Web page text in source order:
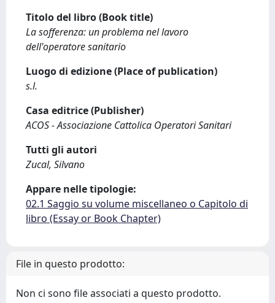
Titolo del libro (Book title)
La sofferenza: un problema nel lavoro
dell'operatore sanitario
Luogo di edizione (Place of publication)
s.l.
Casa editrice (Publisher)
ACOS - Associazione Cattolica Operatori Sanitari
Tutti gli autori
Zucal, Silvano
Appare nelle tipologie:
02.1 Saggio su volume miscellaneo o Capitolo di
libro (Essay or Book Chapter)
File in questo prodotto:
Non ci sono file associati a questo prodotto.